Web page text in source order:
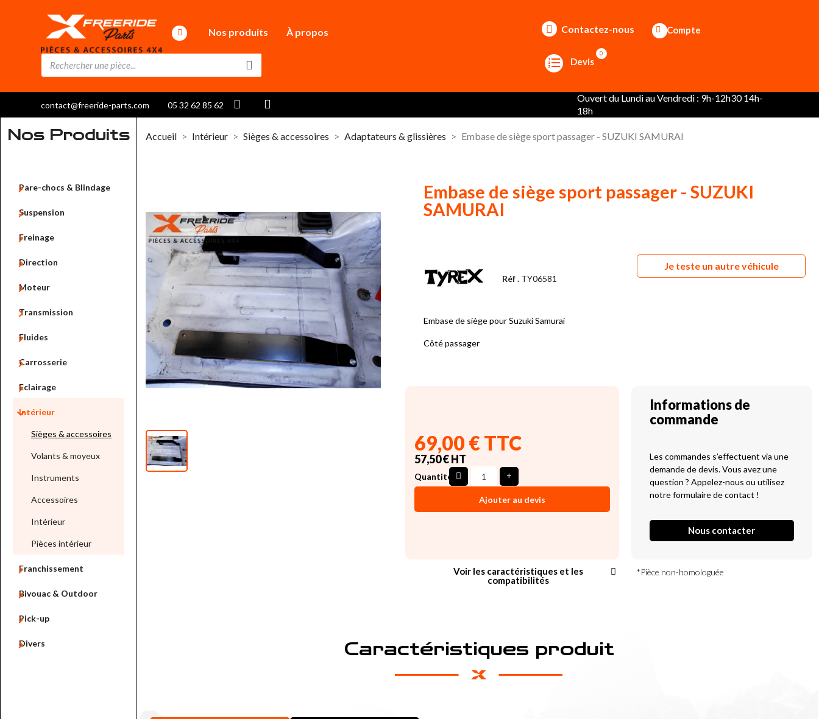
Nos produits À propos Contactez-nous Compte
Devis
0
contact@freeride-parts.com 05 32 62 85 62
Ouvert du Lundi au Vendredi : 9h-12h30 14h-
18h
Accueil Intérieur Sièges & accessoires Adaptateurs & glissières Embase de siège sport passager - SUZUKI SAMURAI
Nos Produits
Pare-chocs & Blindage

Suspension

Freinage

Direction

Moteur

Transmission

Fluides

Carrosserie

Eclairage

Intérieur

Sièges & accessoires
Volants & moyeux
Instruments
Accessoires
Intérieur
Pièces intérieur
Franchissement

Bivouac & Outdoor

Pick-up

Divers

Embase de siège sport passager - SUZUKI
SAMURAI
Réf . TY06581
Embase de siège pour Suzuki Samurai
Côté passager
Je teste un autre véhicule
69,00 € TTC
57,50 € HT
Quantité
Ajouter au devis
Informations de
commande
Les commandes s’effectuent via une
demande de devis. Vous avez une
question ? Appelez-nous ou utilisez
notre formulaire de contact !
Nous contacter
Voir les caractéristiques et les
compatibilités
*Pièce non-homologuée
Caractéristiques produit